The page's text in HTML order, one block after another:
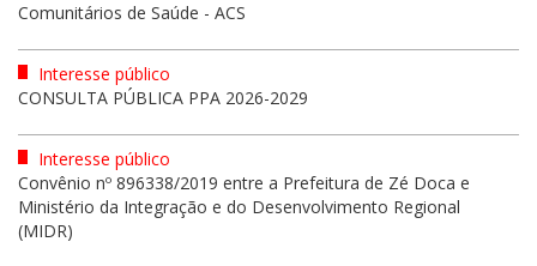
Comunitários de Saúde - ACS
Interesse público
CONSULTA PÚBLICA PPA 2026-2029
Interesse público
Convênio nº 896338/2019 entre a Prefeitura de Zé Doca e
Ministério da Integração e do Desenvolvimento Regional
(MIDR)